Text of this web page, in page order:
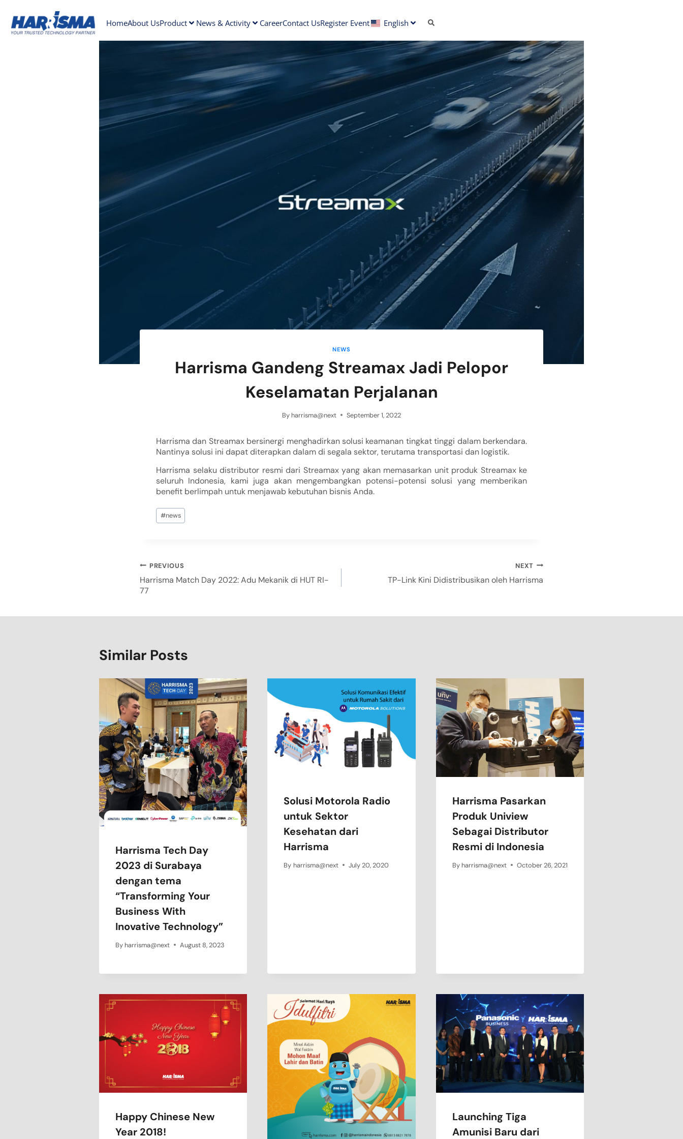
HomeAbout UsProduct News & Activity CareerContact UsRegister Event English
NEWS
Harrisma Gandeng Streamax Jadi Pelopor
Keselamatan Perjalanan
By harrisma@next September 1, 2022
Harrisma dan Streamax bersinergi menghadirkan solusi keamanan tingkat tinggi dalam berkendara.
Nantinya solusi ini dapat diterapkan dalam di segala sektor, terutama transportasi dan logistik.
Harrisma selaku distributor resmi dari Streamax yang akan memasarkan unit produk Streamax ke
seluruh Indonesia, kami juga akan mengembangkan potensi-potensi solusi yang memberikan
benefit berlimpah untuk menjawab kebutuhan bisnis Anda.
#news
PREVIOUS
Harrisma Match Day 2022: Adu Mekanik di HUT RI-
77
NEXT
TP-Link Kini Didistribusikan oleh Harrisma
Similar Posts
Harrisma Tech Day
2023 di Surabaya
dengan tema
“Transforming Your
Business With
Inovative Technology”
By harrisma@next August 8, 2023
Solusi Motorola Radio
untuk Sektor
Kesehatan dari
Harrisma
By harrisma@next July 20, 2020
Harrisma Pasarkan
Produk Uniview
Sebagai Distributor
Resmi di Indonesia
By harrisma@next October 26, 2021
Happy Chinese New
Year 2018!
Launching Tiga
Amunisi Baru dari